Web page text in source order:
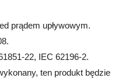
prądem upływowym.
22, IEC 62196-2.
ten produkt będzie